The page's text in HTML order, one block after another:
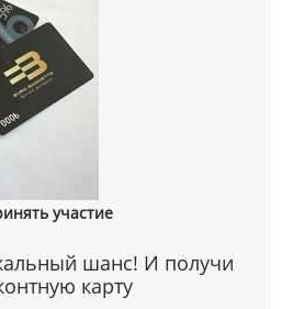
участие
шанс! И получи
карту